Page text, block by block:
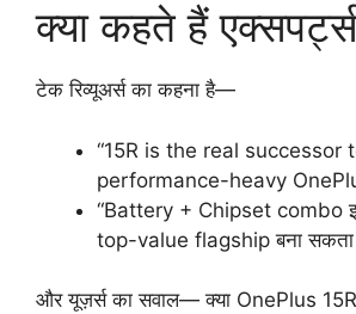
क्या कहते हैं
टेक रिव्यूअर्स का कहना है—
“15R is the real successor
performance-heavy
“Battery + Chipset combo
top-value flagship बना सकता
और यूज़र्स का सवाल— क्या OnePlus